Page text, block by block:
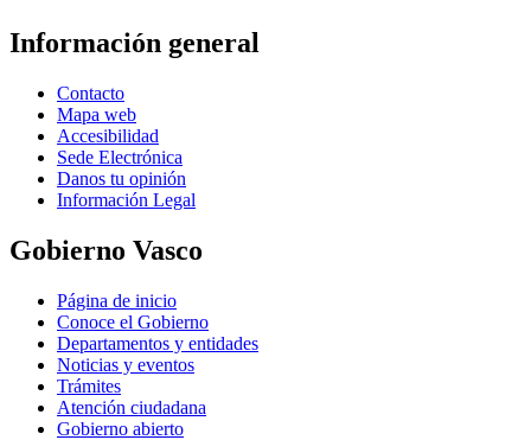
Información general
Contacto
Mapa web
Accesibilidad
Sede Electrónica
Danos tu opinión
Información Legal
Gobierno Vasco
Página de inicio
Conoce el Gobierno
Departamentos y entidades
Noticias y eventos
Trámites
Atención ciudadana
Gobierno abierto